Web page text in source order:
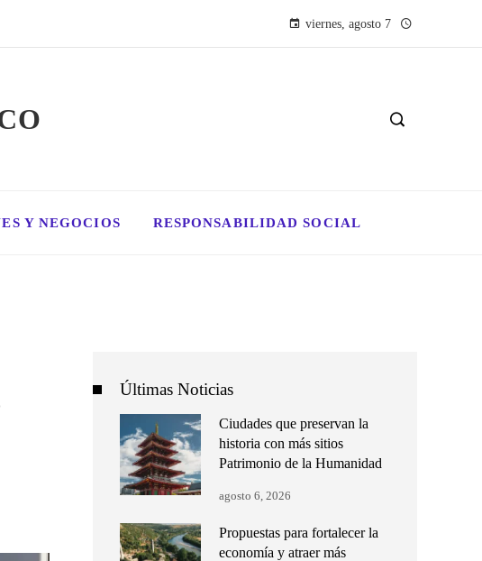
viernes, agosto 7
Y NEGOCIOS RESPONSABILIDAD SOCIAL
Últimas Noticias
Ciudades que preservan la
historia con más sitios
Patrimonio de la Humanidad
agosto 6, 2026
Propuestas para fortalecer la
economía y atraer más